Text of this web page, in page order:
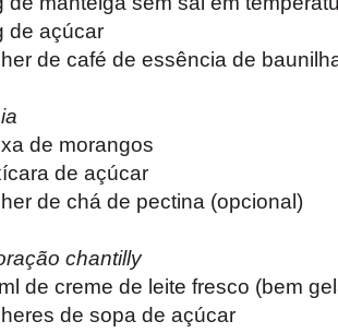
de açúcar
de café de essência de
de morangos
de açúcar
de chá de pectina (opcional)
chantilly
de creme de leite fresco (bem
de sopa de açúcar